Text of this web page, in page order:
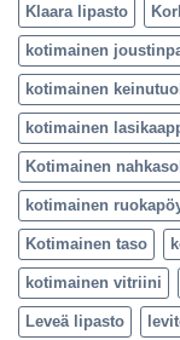
Klaara lipasto
kotimainen
kotimainen
kotimainen
Kotimainen
kotimainen
Kotimainen taso
kotimainen vitriini
Leveä lipasto